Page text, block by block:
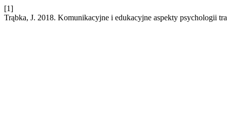
[1]
Trąbka, J. 2018. Komunikacyjne i edukacyjne aspekty psychologii